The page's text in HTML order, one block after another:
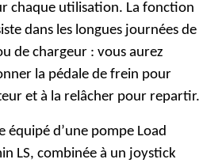
chaque utilisation. La fonction
dans les longues journées de
de chargeur : vous aurez
la pédale de frein pour
et à la relâcher pour repartir.
équipé d’une pompe Load
LS, combinée à un joystick